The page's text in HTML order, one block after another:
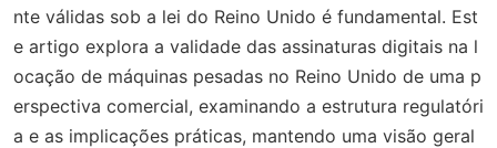
nte válidas sob a lei do Reino Unido é fundamental. Est
e artigo explora a validade das assinaturas digitais na l
ocação de máquinas pesadas no Reino Unido de uma p
erspectiva comercial, examinando a estrutura regulatóri
a e as implicações práticas, mantendo uma visão geral